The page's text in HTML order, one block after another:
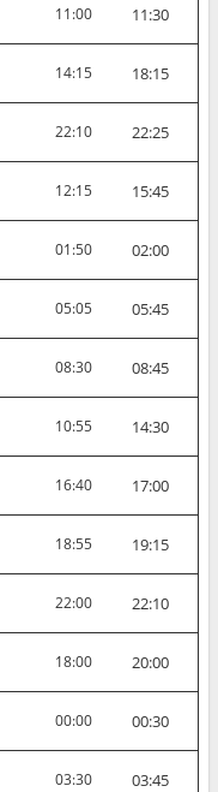
11:00 11:30
14:15 18:15
22:10 22:25
12:15 15:45
01:50 02:00
05:05 05:45
08:30 08:45
10:55 14:30
16:40 17:00
18:55 19:15
22:00 22:10
18:00 20:00
00:00 00:30
03:30 03:45